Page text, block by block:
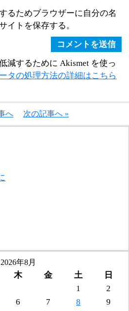
るためブラウザーに自分の名
イトを保存する。
減するために Akismet を使っ
タの処理方法の詳細はこちら
へ 次の記事へ »
2026年8月
木 金 土
日
1
2
6 7 8
9